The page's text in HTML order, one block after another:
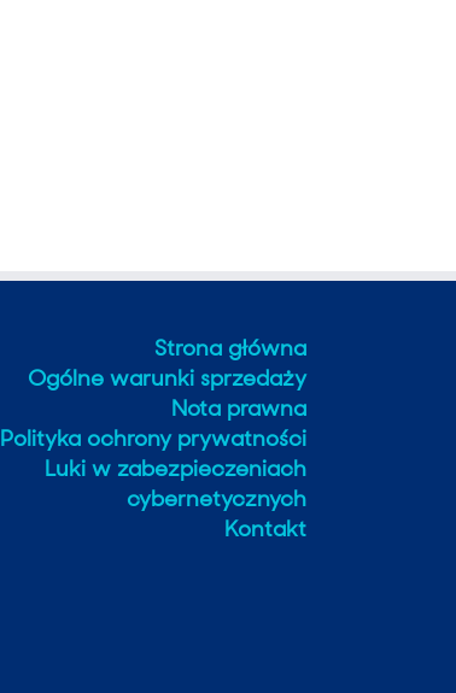
Strona główna
Ogólne warunki sprzedaży
Nota prawna
Polityka ochrony prywatności
Luki w zabezpieczeniach
cybernetycznych
Kontakt